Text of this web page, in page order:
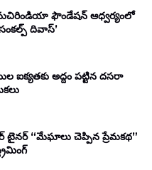
ఫౌండేషన్ ఆధ్వర్యంలో
దివాస్’
అద్దం పట్టిన దసరా
టైనర్ “మేఘాలు చెప్పిన ప్రేమకథ”